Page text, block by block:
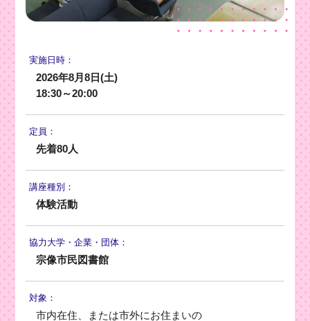
実施日時：
2026年8月8日(土)
18:30～20:00
定員：
先着80人
講座種別：
体験活動
協力大学・企業・団体：
宗像市民図書館
対象：
市内在住、または市外にお住まいの